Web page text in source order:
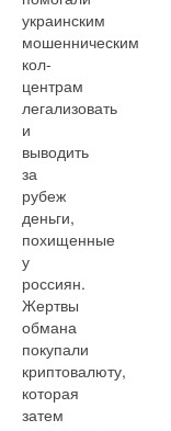
украинским
мошенническим
кол-
центрам
легализовать
и
выводить
за
рубеж
деньги,
похищенные
у
россиян.
Жертвы
обмана
покупали
криптовалюту,
которая
затем